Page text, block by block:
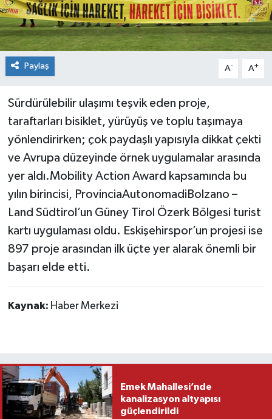
Paylaş A- A+
Sürdürülebilir ulaşımı teşvik eden proje,
taraftarları bisiklet, yürüyüş ve toplu taşımaya
yönlendirirken; çok paydaşlı yapısıyla dikkat çekti
ve Avrupa düzeyinde örnek uygulamalar arasında
yer aldı.Mobility Action Award kapsamında bu
yılın birincisi, ProvinciaAutonomadiBolzano –
Land Südtirol’un Güney Tirol Özerk Bölgesi turist
kartı uygulaması oldu. Eskişehirspor’un projesi ise
897 proje arasından ilk üçte yer alarak önemli bir
başarı elde etti.
Kaynak: Haber Merkezi
Emek Mahallesi’nde
kanalizasyon altyapısı
güçlendirildi